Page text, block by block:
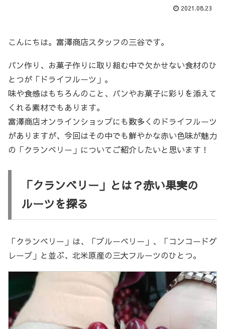
2021.08.23
こんにちは。富澤商店スタッフの三谷です。
パン作り、お菓子作りに取り組む中で欠かせない食材のひ
とつが「ドライフルーツ」。
味や食感はもちろんのこと、パンやお菓子に彩りを添えて
くれる素材でもあります。
富澤商店オンラインショップにも数多くのドライフルーツ
がありますが、今回はその中でも鮮やかな赤い色味が魅力
の「クランベリー」についてご紹介したいと思います！
「クランベリー」とは？赤い果実の
ルーツを探る
「クランベリー」は、「ブルーベリー」、「コンコードグ
レープ」と並ぶ、北米原産の三大フルーツのひとつ。